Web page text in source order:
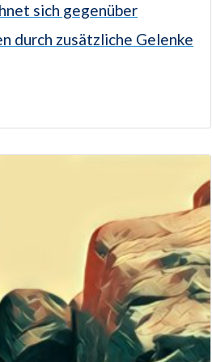
sich gegenüber
durch zusätzliche Gelenke